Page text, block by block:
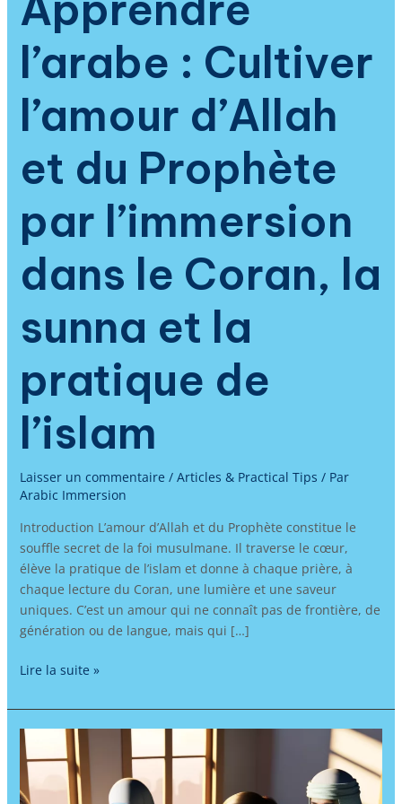
l’arabe : Cultiver
l’amour d’Allah
et du Prophète
par l’immersion
dans le Coran, la
sunna et la
pratique de
l’islam
Laisser un commentaire / Articles & Practical Tips / Par
Arabic Immersion
Introduction L’amour d’Allah et du Prophète constitue le
souffle secret de la foi musulmane. Il traverse le cœur,
élève la pratique de l’islam et donne à chaque prière, à
chaque lecture du Coran, une lumière et une saveur
uniques. C’est un amour qui ne connaît pas de frontière, de
génération ou de langue, mais qui […]
l’islam
Lire la suite »
Apprendre
l’arabe
pour
préparer